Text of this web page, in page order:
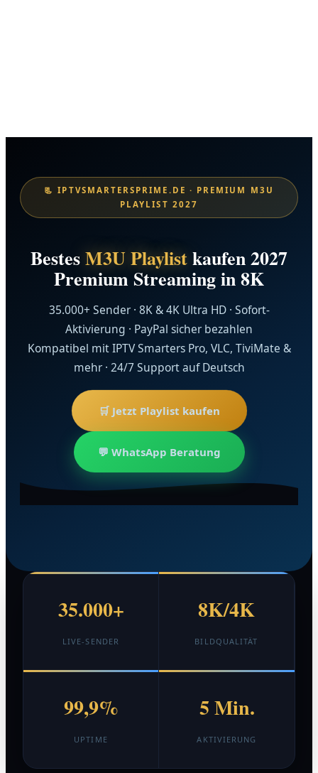
📃 IPTVSMARTERSPRIME.DE · PREMIUM M3U
PLAYLIST 2027
BestesM3U Playlistkaufen 2027
Premium Streaming in 8K
35.000+ Sender · 8K & 4K Ultra HD · Sofort-
Aktivierung · PayPal sicher bezahlen
Kompatibel mit IPTV Smarters Pro, VLC, TiviMate &
mehr · 24/7 Support auf Deutsch
🛒 Jetzt Playlist kaufen
💬 WhatsApp Beratung
35.000+
LIVE-SENDER
8K/4K
BILDQUALITÄT
99,9%
UPTIME
5 Min.
AKTIVIERUNG